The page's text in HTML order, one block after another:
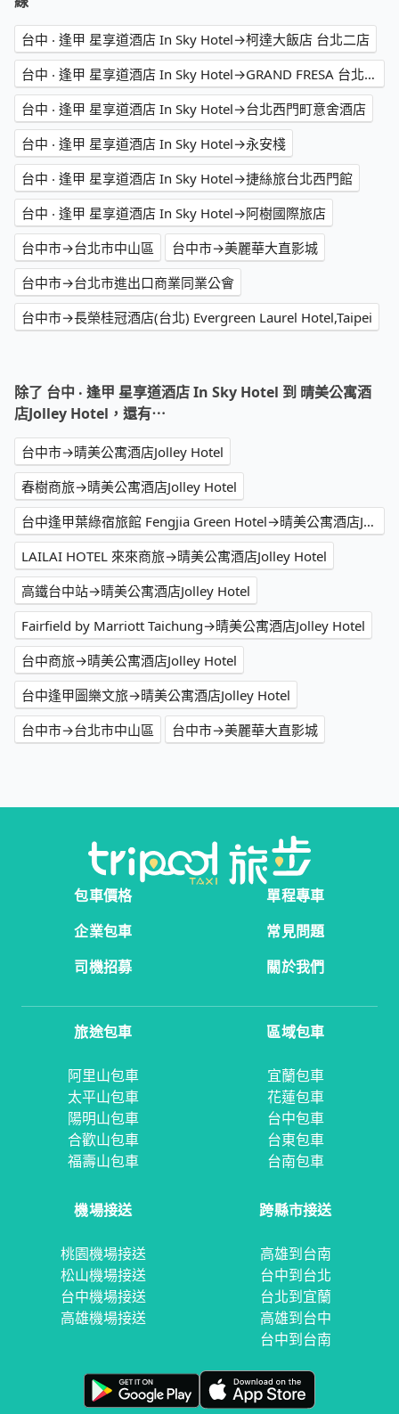
台中 ‧ 逢甲 星享道酒店 In Sky Hotel→柯達大飯店 台北二店
台中 ‧ 逢甲 星享道酒店 In Sky Hotel→GRAND FRESA 台北西門
台中 ‧ 逢甲 星享道酒店 In Sky Hotel→台北西門町意舍酒店
台中 ‧ 逢甲 星享道酒店 In Sky Hotel→永安棧
台中 ‧ 逢甲 星享道酒店 In Sky Hotel→捷絲旅台北西門館
台中 ‧ 逢甲 星享道酒店 In Sky Hotel→阿樹國際旅店
台中市→台北市中山區
台中市→美麗華大直影城
台中市→台北市進出口商業同業公會
台中市→長榮桂冠酒店(台北) Evergreen Laurel Hotel,Taipei
除了 台中 ‧ 逢甲 星享道酒店 In Sky Hotel 到 晴美公寓酒
店Jolley Hotel，還有⋯
台中市→晴美公寓酒店Jolley Hotel
春樹商旅→晴美公寓酒店Jolley Hotel
台中逢甲葉綠宿旅館 Fengjia Green Hotel→晴美公寓酒店Jolley Hotel
LAILAI HOTEL 來來商旅→晴美公寓酒店Jolley Hotel
高鐵台中站→晴美公寓酒店Jolley Hotel
Fairfield by Marriott Taichung→晴美公寓酒店Jolley Hotel
台中商旅→晴美公寓酒店Jolley Hotel
台中逢甲圖樂文旅→晴美公寓酒店Jolley Hotel
台中市→台北市中山區
台中市→美麗華大直影城
包車價格
單程專車
企業包車
常見問題
司機招募
關於我們
旅途包車
阿里山包車
太平山包車
陽明山包車
合歡山包車
福壽山包車
區域包車
宜蘭包車
花蓮包車
台中包車
台東包車
台南包車
機場接送
桃園機場接送
松山機場接送
台中機場接送
高雄機場接送
跨縣市接送
高雄到台南
台中到台北
台北到宜蘭
高雄到台中
台中到台南